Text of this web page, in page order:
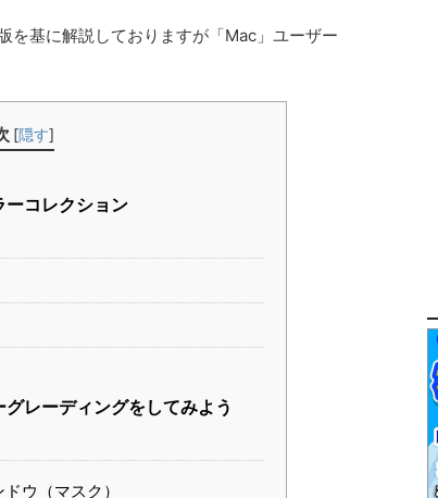
基に解説しておりますが「Mac」ユーザー
[隠す]
ーコレクション
レーディングをしてみよう
ウ（マスク）